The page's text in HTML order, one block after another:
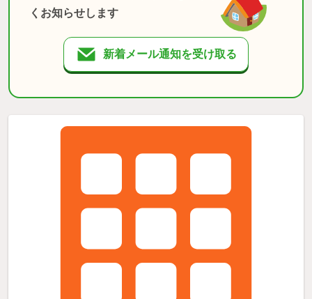
くお知らせします
新着メール通知を受け取る